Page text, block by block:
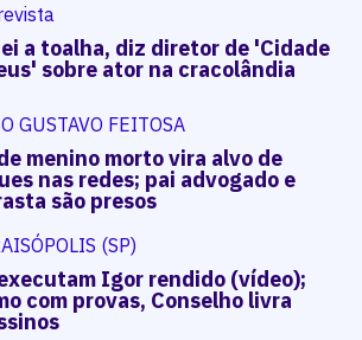
a toalha, diz diretor de 'Cidade
sobre ator na cracolândia
GUSTAVO FEITOSA
menino morto vira alvo de
nas redes; pai advogado e
são presos
(SP)
Igor rendido (vídeo);
com provas, Conselho livra